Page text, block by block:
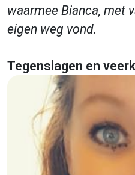
waarmee Bianca, met
eigen weg vond.
Tegenslagen en